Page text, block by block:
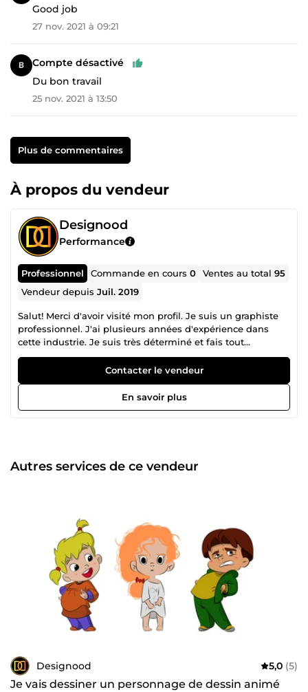
Good job
27 nov. 2021 à 09:21
Compte désactivé
Du bon travail
25 nov. 2021 à 13:50
Plus de commentaires
À propos du vendeur
Designood
Performance
Professionnel Commande en cours0 Ventes au total95
Vendeur depuisJuil. 2019
Salut! Merci d'avoir visité mon profil. Je suis un graphiste
professionnel. J'ai plusieurs années d'expérience dans
cette industrie. Je suis très déterminé et fais tout
correctement comme le veulent les clients. Tenez toujours
les clients informés des phases, des échéanciers et des
résultats attendus. Je peux garantir un travail de qualité à
temps. Si vous choisissez de travailler avec moi, vous ne
recevrez que le travail de la plus haute qualité, le souci du
Contacter le vendeur
En savoir plus
Autres services de ce vendeur
Designood 5,0 (5)
Je vais dessiner un personnage de dessin animé